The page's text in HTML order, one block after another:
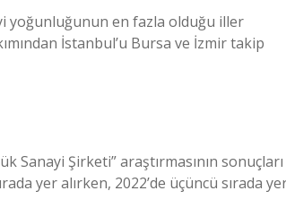
yoğunluğunun en fazla olduğu iller
İstanbul’u Bursa ve İzmir takip
Sanayi Şirketi” araştırmasının sonuçları
yer alırken, 2022’de üçüncü sırada